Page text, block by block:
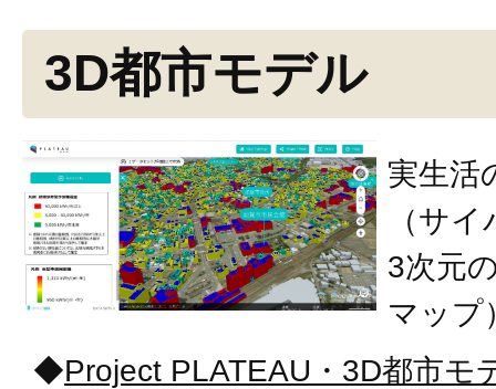
3D都市モデル
実生活
（サ
3次元
マップ
◆Project PLATEAU・3D都市モ